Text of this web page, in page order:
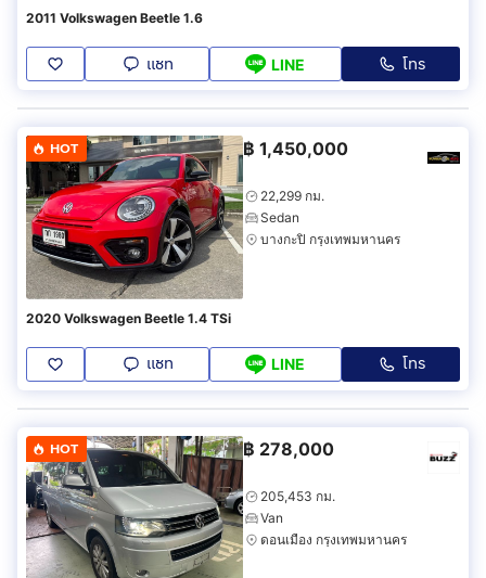
2011 Volkswagen Beetle 1.6
แชท LINE โทร
HOT ฿ 1,450,000
22,299 กม.
Sedan
บางกะปิ กรุงเทพมหานคร
2020 Volkswagen Beetle 1.4 TSi
แชท LINE โทร
HOT ฿ 278,000
205,453 กม.
Van
ดอนเมือง กรุงเทพมหานคร